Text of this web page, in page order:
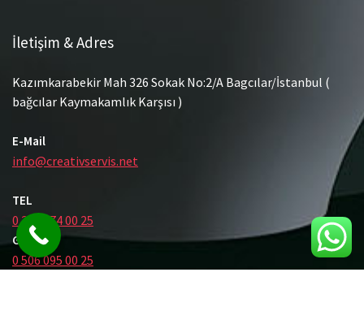
İletişim & Adres
Kazımkarabekir Mah 326 Sokak No:2/A Bagcılar/İstanbul (
bağcılar Kaymakamlık Karşısı )
E-Mail
info@creativservis.net
TEL
0 212 474 00 25
GSM
0 506 095 00 25